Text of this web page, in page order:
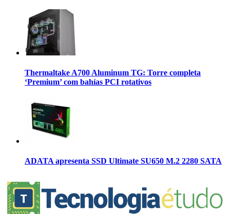
Thermaltake A700 Aluminum TG: Torre completa
‘Premium’ com bahías PCI rotativos
ADATA apresenta SSD Ultimate SU650 M.2 2280 SATA